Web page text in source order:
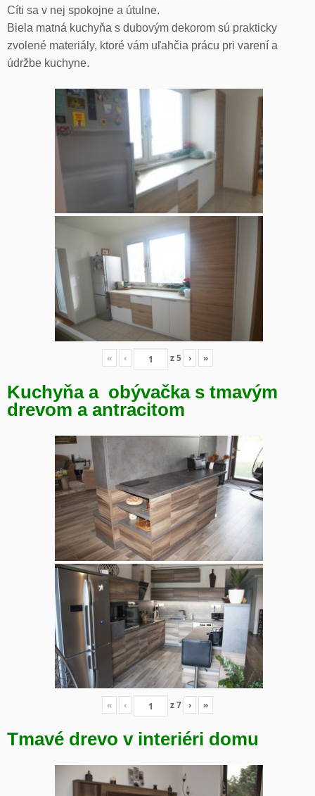
Cíti sa v nej spokojne a útulne.
Biela matná kuchyňa s dubovým dekorom sú prakticky
zvolené materiály, ktoré vám uľahčia prácu pri varení a
údržbe kuchyne.
« ‹ z5 › »
Kuchyňa a obývačka s tmavým
drevom a antracitom
« ‹ z7 › »
Tmavé drevo v interiéri domu